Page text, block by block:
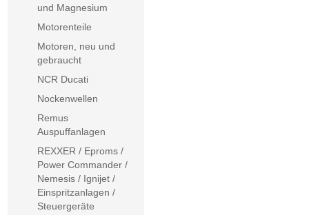
und Magnesium
Motorenteile
Motoren, neu und
gebraucht
NCR Ducati
Nockenwellen
Remus
Auspuffanlagen
REXXER / Eproms /
Power Commander /
Nemesis / Ignijet /
Einspritzanlagen /
Steuergeräte